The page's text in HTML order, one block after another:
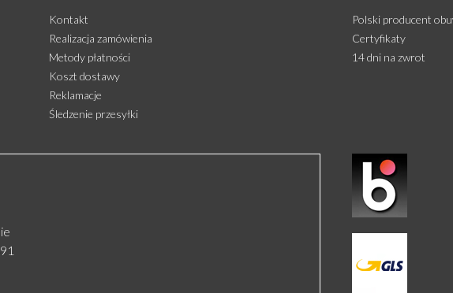
Kontakt
Realizacja zamówienia
Metody płatności
Koszt dostawy
Reklamacje
Śledzenie przesyłki
Polski producent
Certyfikaty
14 dni na zwrot